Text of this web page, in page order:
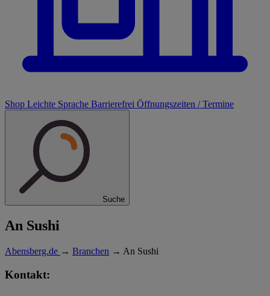
Shop Leichte Sprache Barrierefrei Öffnungszeiten / Termine
Suche
An Sushi
Abensberg.de → Branchen → An Sushi
Kontakt: